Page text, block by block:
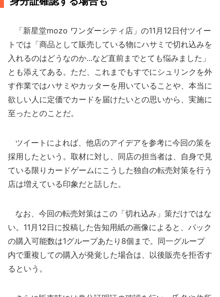
「新星堂mozo ワンダーシティ店」の11月12日付ツイー
トでは「商品として販売している物にハサミで切れ込みを
入れるのはどうなのか...など直前までとても悩みました」
とも添えてある。ただ、これまでもすでにシュリンクを外
す作業ではハサミやカッターを用いていることや、本当に
欲しい人に定価でカードを届けたいとの思いから、実施に
至ったとのことだ。
ツイートによれば、他店のアイデアを参考に今回の策を
採用したという。取材に対し、同店の担当者は、自身で見
ている限りカードゲームにこうした独自の転売対策を行う
店は増えている印象だと話した。
なお、今回の転売対策はこの「切れ込み」策だけではな
い。11月12日に投稿した告知用紙の画像によると、パック
の購入可能数は1グループあたり8個まで。同一グループ
内で重複しての購入が発覚した場合は、以後販売を拒否す
るという。